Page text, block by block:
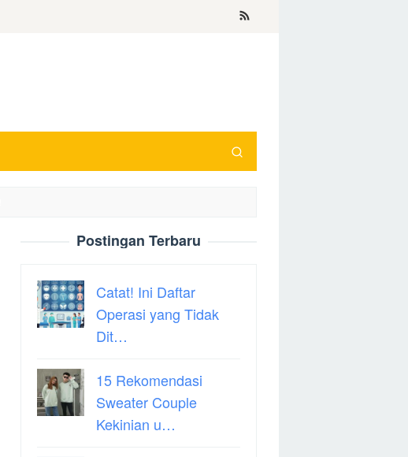
Postingan Terbaru
Catat! Ini Daftar
Operasi yang Tidak
Dit…
15 Rekomendasi
Sweater Couple
Kekinian u…